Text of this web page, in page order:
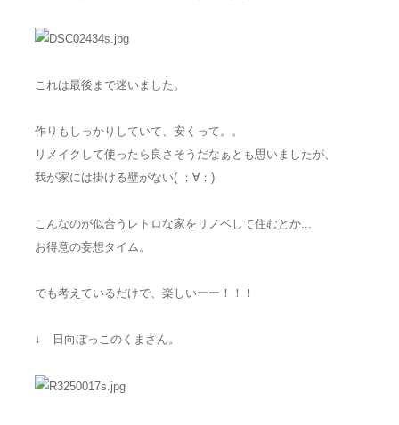
これは最後まで迷いました。
作りもしっかりしていて、安くって。。
リメイクして使ったら良さそうだなぁとも思いましたが、
我が家には掛ける壁がない( ；∀；)
こんなのが似合うレトロな家をリノベして住むとか...
お得意の妄想タイム。
でも考えているだけで、楽しいーー！！！
↓ 日向ぼっこのくまさん。